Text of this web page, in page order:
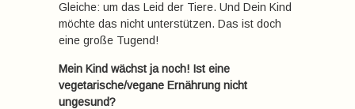
Gleiche: um das Leid der Tiere. Und Dein Kind
möchte das nicht unterstützen. Das ist doch
eine große Tugend!
Mein Kind wächst ja noch! Ist eine
vegetarische/vegane Ernährung nicht
ungesund?